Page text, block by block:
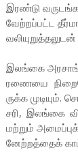
இரண்டு
வேற்­றப்­பட்ட
இலங்கை
ர­ணையை
ருக்க
சரி, இலங்கை
மற்றும்
னேற்­றத்தைக்